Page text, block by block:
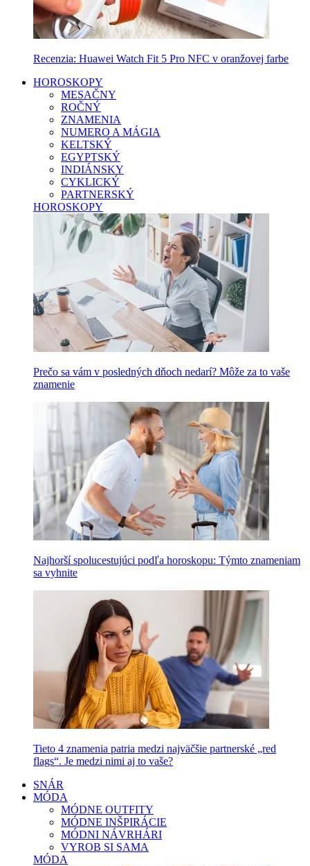
Recenzia: Huawei Watch Fit 5 Pro NFC v oranžovej farbe
HOROSKOPY
MESAČNY
ROČNÝ
ZNAMENIA
NUMERO A MÁGIA
KELTSKÝ
EGYPTSKÝ
INDIÁNSKY
CYKLICKÝ
PARTNERSKÝ
HOROSKOPY
Prečo sa vám v posledných dňoch nedarí? Môže za to vaše
znamenie
Najhorší spolucestujúci podľa horoskopu: Týmto znameniam
sa vyhnite
Tieto 4 znamenia patria medzi najväčšie partnerské „red
flags“. Je medzi nimi aj to vaše?
SNÁR
MÓDA
MÓDNE OUTFITY
MÓDNE INŠPIRÁCIE
MÓDNI NÁVRHÁRI
VYROB SI SAMA
MÓDA